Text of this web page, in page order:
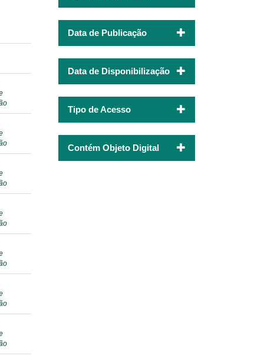
Data de Publicação
Data de Disponibilização
Tipo de Acesso
Contém Objeto Digital